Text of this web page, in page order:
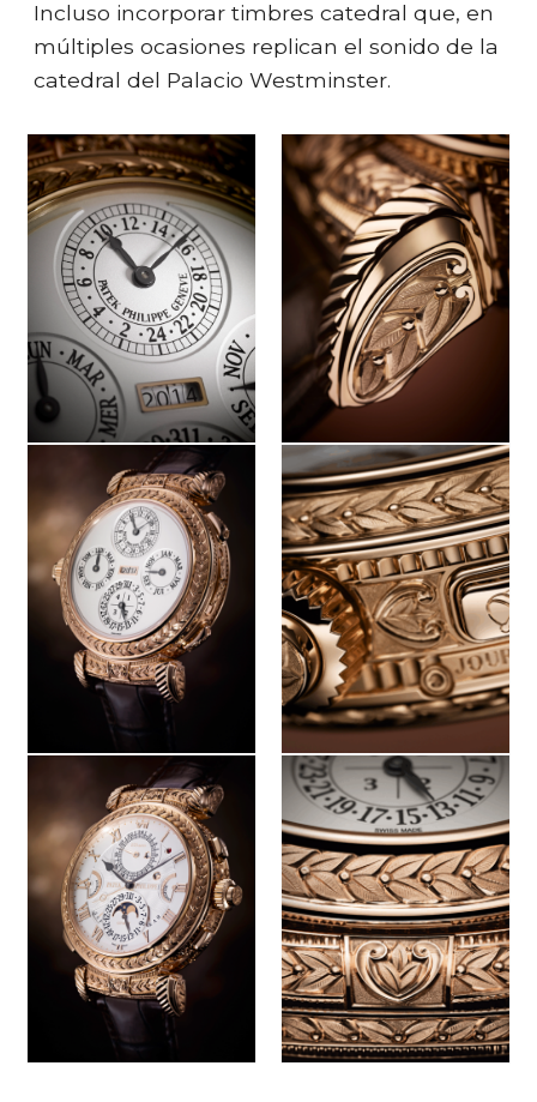
Incluso incorporar timbres catedral que, en
múltiples ocasiones replican el sonido de la
catedral del Palacio Westminster.